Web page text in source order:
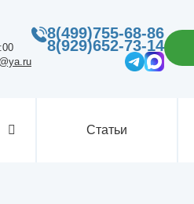
8(499)755-68-86
8(929)652-73-14
Статьи